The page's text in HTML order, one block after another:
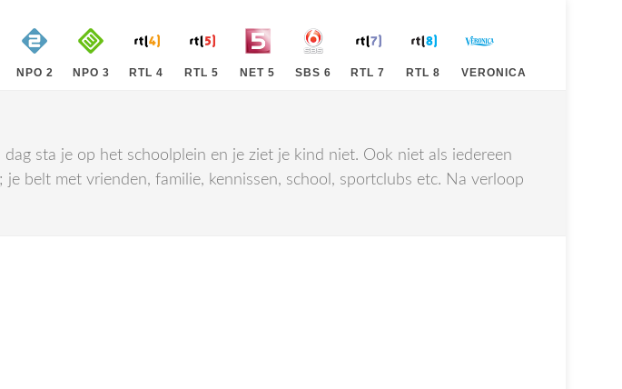
NPO 2 NPO 3 RTL 4 RTL 5 NET 5 SBS 6 RTL 7 RTL 8 VERONICA
sta je op het schoolplein en je ziet je kind niet. Ook niet als iedereen
belt met vrienden, familie, kennissen, school, sportclubs etc. Na verloop